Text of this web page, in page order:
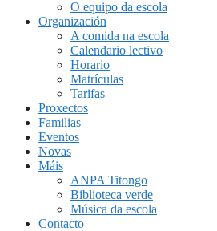
O equipo da escola
Organización
A comida na escola
Calendario lectivo
Horario
Matrículas
Tarifas
Proxectos
Familias
Eventos
Novas
Máis
ANPA Titongo
Biblioteca verde
Música da escola
Contacto